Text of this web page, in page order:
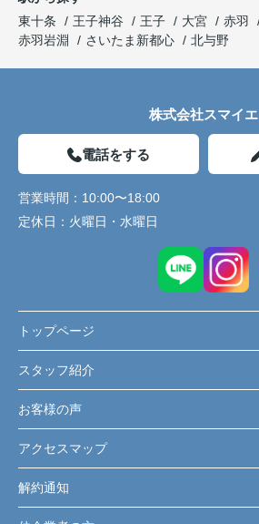
東十条
王子神谷 王子 大宮 赤羽
赤羽岩淵
さいたま新都心 北与野
株式会社スマイエ
電話をする
営業時間： 10:00〜18:00
定休日： 火曜日・水曜日
トップページ
スタッフ紹介
お客様の声
アクセスマップ
解約通知